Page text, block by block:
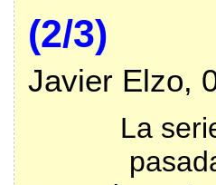
(2/3)
Javier Elzo,
La